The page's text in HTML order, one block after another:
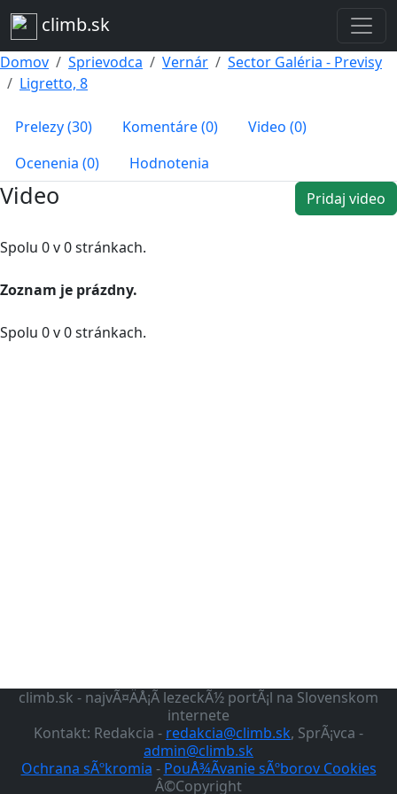
climb.sk
Domov Sprievodca Vernár
Sector Galéria - Previsy
Ligretto, 8
Prelezy (30) Komentáre (0)
Video (0)
Ocenenia (0)
Hodnotenia
Pridaj video
Video
Spolu 0 v 0 stránkach.
Zoznam je prázdny.
Spolu 0 v 0 stránkach.
climb.sk - najvÃ¤ÄÅ¡Ã­ lezeckÃ½ portÃ¡l na Slovenskom
internete
Kontakt: Redakcia - redakcia@climb.sk, SprÃ¡vca -
admin@climb.sk
Ochrana sÃºkromia - PouÅ¾Ã­vanie sÃºborov Cookies
Â©Copyright